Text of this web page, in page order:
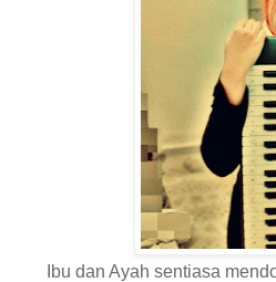
Ibu dan Ayah sentiasa